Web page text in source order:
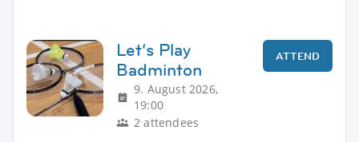
Let‘s Play
Badminton
9. August 2026,
19:00
2 attendees
ATTEND